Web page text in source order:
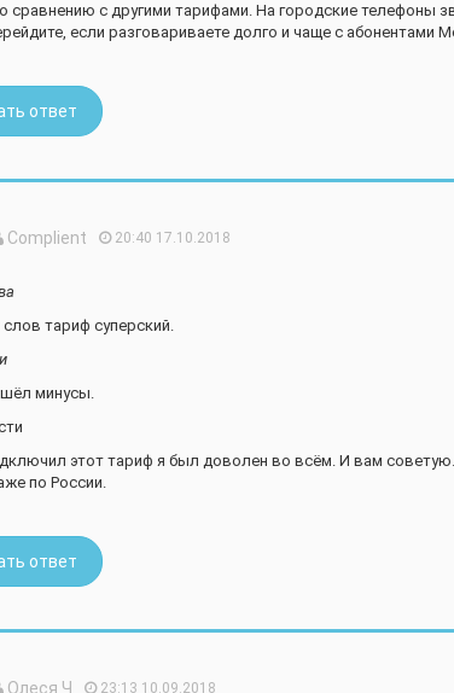
сравнению с другими тарифами. На городские телефоны
если разговариваете долго и чаще с абонентами
ответ
Complient 20:40 17.10.2018
слов тариф суперский.
минусы.
этот тариф я был доволен во всём. И вам
по России.
ответ
Oлecя Ч 23:13 10.09.2018